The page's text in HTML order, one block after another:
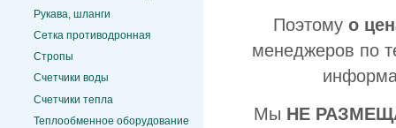
Рукава, шланги
Сетка противодронная
Стропы
Счетчики воды
Счетчики тепла
Теплообменное оборудование
Поэтому о
менеджеров по
Мы НЕ